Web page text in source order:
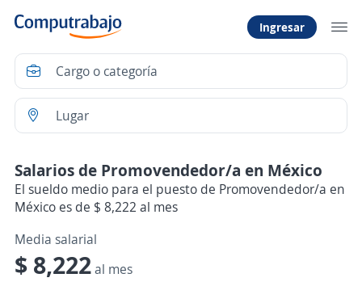
Ingresar
Salarios de Promovendedor/a en México
El sueldo medio para el puesto de Promovendedor/a en
México es de $ 8,222 al mes
Media salarial
$ 8,222al mes